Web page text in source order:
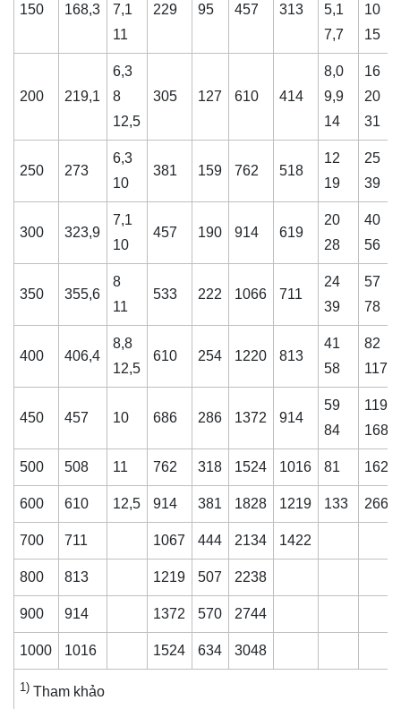
150 168,3
7,1
11
229 95 457 313
5,1
7,7
10
15
200 219,1
6,3
8
12,5
305 127 610 414
8,0
9,9
14
16
20
31
250 273
6,3
10
381 159 762 518
12
19
25
39
300 323,9
7,1
10
457 190 914 619
20
28
40
56
350 355,6
8
11
533 222 1066 711
24
39
57
78
400 406,4
8,8
12,5
610 254 1220 813
41
58
82
117
450 457 10 686 286 1372 914
59
84
119
168
500 508 11 762 318 1524 1016 81 162
600 610 12,5 914 381 1828 1219 133 266
700 711 1067 444 2134 1422
800 813 1219 507 2238
900 914 1372 570 2744
1000 1016 1524 634 3048
1) Tham khảo